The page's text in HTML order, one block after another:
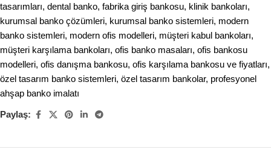
tasarımları, dental banko, fabrika giriş bankosu, klinik bankoları,
kurumsal banko çözümleri, kurumsal banko sistemleri, modern
banko sistemleri, modern ofis modelleri, müşteri kabul bankoları,
müşteri karşılama bankoları, ofis banko masaları, ofis bankosu
modelleri, ofis danışma bankosu, ofis karşılama bankosu ve fiyatları,
özel tasarım banko sistemleri, özel tasarım bankolar, profesyonel
ahşap banko imalatı
Paylaş: